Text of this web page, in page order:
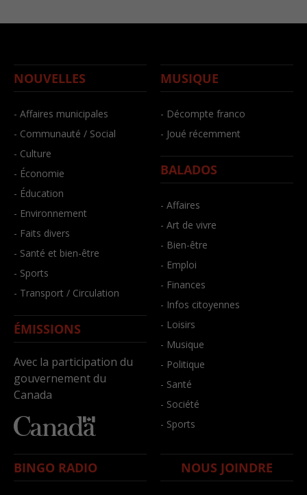
NOUVELLES
- Affaires municipales
- Communauté / Social
- Culture
- Économie
- Éducation
- Environnement
- Faits divers
- Santé et bien-être
- Sports
- Transport / Circulation
ÉMISSIONS
Avec la participation du
gouvernement du
Canada
MUSIQUE
- Décompte franco
- Joué récemment
BALADOS
- Affaires
- Art de vivre
- Bien-être
- Emploi
- Finances
- Infos citoyennes
- Loisirs
- Musique
- Politique
- Santé
- Société
- Sports
BINGO RADIO NOUS JOINDRE